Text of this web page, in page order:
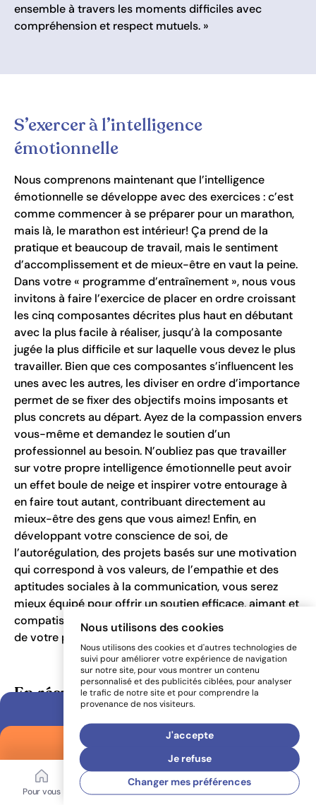
Nous utilisons des cookies
Nous utilisons des cookies et d'autres technologies de
suivi pour améliorer votre expérience de navigation
sur notre site, pour vous montrer un contenu
personnalisé et des publicités ciblées, pour analyser
le trafic de notre site et pour comprendre la
provenance de nos visiteurs.
J'accepte
Je refuse
Changer mes préférences
ensemble à travers les moments difficiles avec
compréhension et respect mutuels. »
S’exercer à l’intelligence
émotionnelle
Nous comprenons maintenant que l’intelligence
émotionnelle se développe avec des exercices : c’est
comme commencer à se préparer pour un marathon,
mais là, le marathon est intérieur! Ça prend de la
pratique et beaucoup de travail, mais le sentiment
d’accomplissement et de mieux-être en vaut la peine.
Dans votre « programme d’entraînement », nous vous
invitons à faire l’exercice de placer en ordre croissant
les cinq composantes décrites plus haut en débutant
avec la plus facile à réaliser, jusqu’à la composante
jugée la plus difficile et sur laquelle vous devez le plus
travailler. Bien que ces composantes s’influencent les
unes avec les autres, les diviser en ordre d’importance
permet de se fixer des objectifs moins imposants et
plus concrets au départ. Ayez de la compassion envers
vous-même et demandez le soutien d’un
professionnel au besoin. N’oubliez pas que travailler
sur votre propre intelligence émotionnelle peut avoir
un effet boule de neige et inspirer votre entourage à
en faire tout autant, contribuant directement au
mieux-être des gens que vous aimez! Enfin, en
développant votre conscience de soi, de
l’autorégulation, des projets basés sur une motivation
qui correspond à vos valeurs, de l’empathie et des
aptitudes sociales à la communication, vous serez
mieux équipé pour offrir un soutien efficace, aimant et
compatissant à votre être cher, tout en prenant soin
de votre propre bien-être émotionnel.
En résumé
À vous de jouer !
Aide-mémoire Ouvrir le panneau
Pour vous Mon coffre Bibliothèque Aide